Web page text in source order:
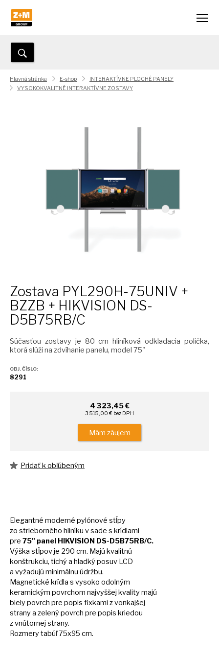
Hlavná stránka E-shop
INTERAKTÍVNE PLOCHÉ PANELY
VYSOKOKVALITNÉ INTERAKTÍVNE ZOSTAVY
Zostava PYL290H-75UNIV +
BZZB + HIKVISION DS-
D5B75RB/C
Súčasťou zostavy je 80 cm hliníková odkladacia polička,
ktorá slúži na zdvíhanie panelu, model 75"
OBJ. ČÍSLO:
8291
4 323,45 €
3 515,00 € bez DPH
Mám záujem
Pridať k obľúbeným
Elegantné moderné pylónové stĺpy
zo strieborného hliníku vsade s krídlami
pre 75" panel HIKVISION DS-D5B75RB/C.
Výška stĺpovje 290 cm. Majú kvalitnú
konštrukciu, tichýa hladký posuv LCD
a vyžadujú minimálnu údržbu.
Magnetické krídla s vysoko odolným
keramickým povrchom najvyššej kvality majú
biely povrch pre popis fixkami zvonkajšej
stranya zelený povrch pre popis kriedou
z vnútornej strany.
Rozmery tabúľ 75x95 cm.